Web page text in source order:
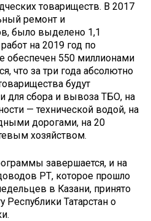
товариществ. В 2017
ремонт и
было выделено 1,1
на 2019 год по
обеспечен 550 миллионами
что за три года абсолютно
будут
для сбора и вывоза ТБО, на
— технической водой, на
дорогами, на 20
хозяйством.
завершается, и на
РТ, которое прошло
в Казани, принято
Татарстан о